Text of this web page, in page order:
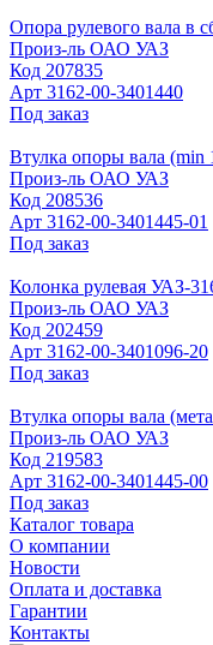
Опора рулевого вала в
Произ-ль ОАО УАЗ
Код 207835
Арт 3162-00-3401440
Под заказ
Втулка опоры вала (min
Произ-ль ОАО УАЗ
Код 208536
Арт 3162-00-3401445-01
Под заказ
Колонка рулевая УАЗ-
Произ-ль ОАО УАЗ
Код 202459
Арт 3162-00-3401096-20
Под заказ
Втулка опоры вала
Произ-ль ОАО УАЗ
Код 219583
Арт 3162-00-3401445-00
Под заказ
Каталог товара
О компании
Новости
Оплата и доставка
Гарантии
Контакты